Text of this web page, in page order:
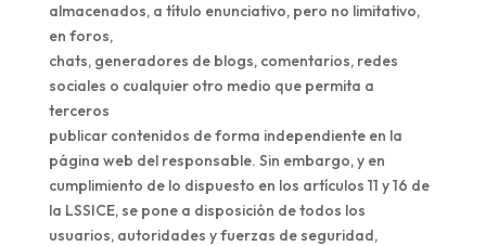
almacenados, a título enunciativo, pero no limitativo,
en foros,
chats, generadores de blogs, comentarios, redes
sociales o cualquier otro medio que permita a
terceros
publicar contenidos de forma independiente en la
página web del responsable. Sin embargo, y en
cumplimiento de lo dispuesto en los artículos 11 y 16 de
la LSSICE, se pone a disposición de todos los
usuarios, autoridades y fuerzas de seguridad,